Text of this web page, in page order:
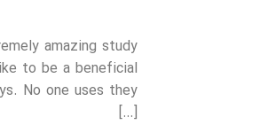
amazing study
to be a beneficial
No one uses they
[…]